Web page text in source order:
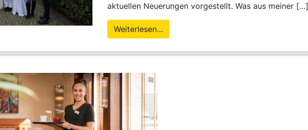
aktuellen Neuerungen vorgestellt. Was aus meiner […]
Weiterlesen…